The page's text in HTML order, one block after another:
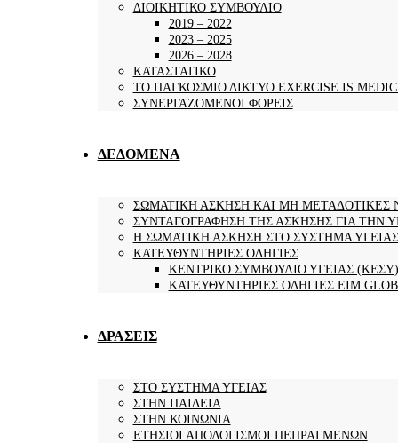
ΔΙΟΙΚΗΤΙΚΟ ΣΥΜΒΟΥΛΙΟ
2019 – 2022
2023 – 2025
2026 – 2028
ΚΑΤΑΣΤΑΤΙΚΟ
ΤΟ ΠΑΓΚΟΣΜΙΟ ΔΙΚΤΥΟ EXERCISE IS
ΣΥΝΕΡΓΑΖΟΜΕΝΟΙ ΦΟΡΕΙΣ
ΔΕΔΟΜΕΝΑ
ΣΩΜΑΤΙΚΗ ΑΣΚΗΣΗ ΚΑΙ ΜΗ ΜΕΤΑΔΟΤΙΚΕΣ
ΣΥΝΤΑΓΟΓΡΑΦΗΣΗ ΤΗΣ ΑΣΚΗΣΗΣ ΓΙΑ ΤΗΝ
Η ΣΩΜΑΤΙΚΗ ΑΣΚΗΣΗ ΣΤΟ ΣΥΣΤΗΜΑ ΥΓΕΙΑΣ
ΚΑΤΕΥΘΥΝΤΗΡΙΕΣ ΟΔΗΓΙΕΣ
ΚΕΝΤΡΙΚΟ ΣΥΜΒΟΥΛΙΟ ΥΓΕΙΑΣ (ΚΕΣΥ)
ΚΑΤΕΥΘΥΝΤΗΡΙΕΣ ΟΔΗΓΙΕΣ EIM
ΔΡΑΣΕΙΣ
ΣΤΟ ΣΥΣΤΗΜΑ ΥΓΕΙΑΣ
ΣΤΗΝ ΠΑΙΔΕΙΑ
ΣΤΗΝ ΚΟΙΝΩΝΙΑ
ΕΤΗΣΙΟΙ ΑΠΟΛΟΓΙΣΜΟΙ ΠΕΠΡΑΓΜΕΝΩΝ